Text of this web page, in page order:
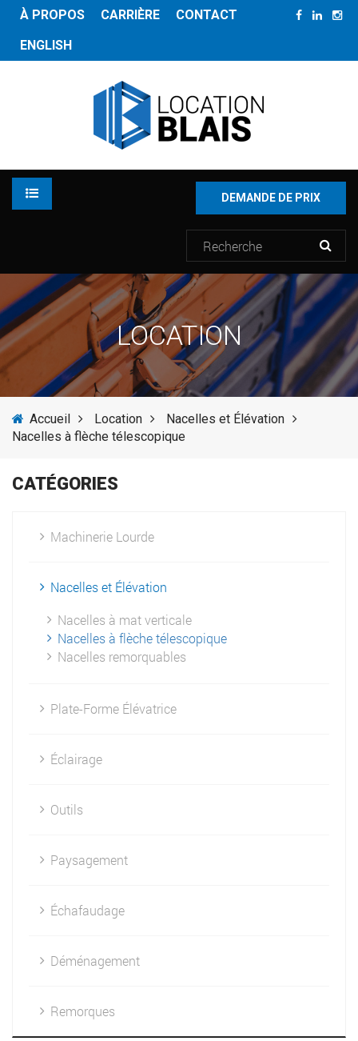
À PROPOS CARRIÈRE
CONTACT
ENGLISH
LOCATION
INVENTAIRE
SERVICES
ACTUALITÉS
FOURNISSEURS
DEMANDE DE PRIX
LOCATION
Accueil Location
Nacelles et Élévation
Nacelles à flèche télescopique
CATÉGORIES
Machinerie Lourde
Nacelles et Élévation
Nacelles à mat verticale
Nacelles à flèche télescopique
Nacelles remorquables
Plate-Forme Élévatrice
Éclairage
Outils
Paysagement
Échafaudage
Déménagement
Remorques